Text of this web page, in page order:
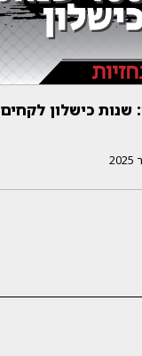
כישלון לקחים